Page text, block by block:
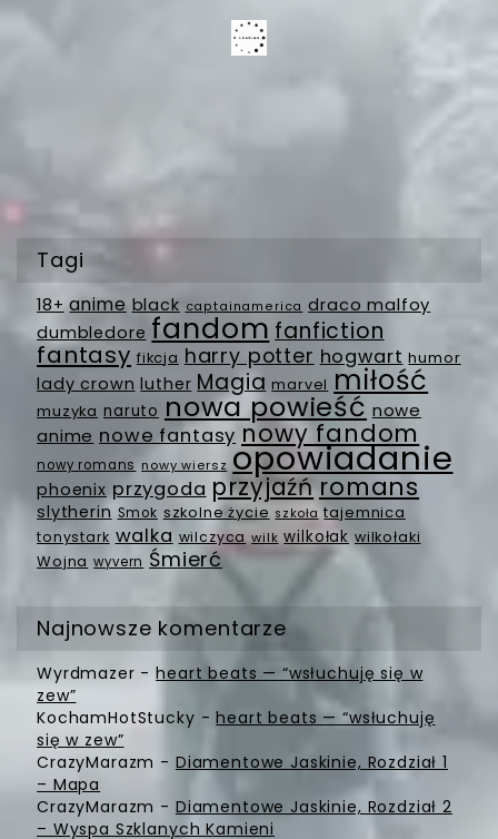
Tagi
18+ anime black captainamerica draco malfoy
dumbledore fandom fanfiction
fantasy fikcja harry potter hogwart humor
lady crown luther Magia marvel miłość
muzyka naruto nowa powieść nowe
anime nowe fantasy nowy fandom
nowy romans nowy wiersz opowiadanie
phoenix przygoda przyjaźń romans
slytherin Smok szkolne życie szkoła tajemnica
tonystark walka wilczyca wilk wilkołak wilkołaki
Wojna wyvern Śmierć
Najnowsze komentarze
Wyrdmazer -heart beats — “wsłuchuję się w
zew”
KochamHotStucky -heart beats — “wsłuchuję
się w zew”
CrazyMarazm - Diamentowe Jaskinie, Rozdział 1
– Mapa
CrazyMarazm - Diamentowe Jaskinie, Rozdział 2
– Wyspa Szklanych Kamieni